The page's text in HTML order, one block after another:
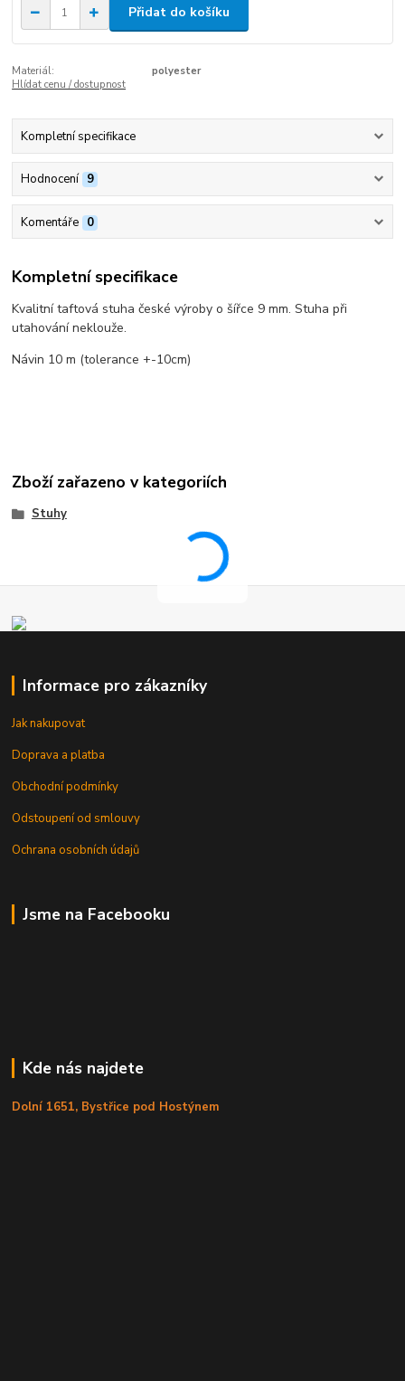
Přidat do košíku
Materiál:
polyester
Hlídat cenu / dostupnost
Kompletní specifikace
Hodnocení 9
Komentáře 0
Kompletní specifikace
Kvalitní taftová stuha české výroby o šířce 9 mm. Stuha při
utahování neklouže.
Návin 10 m (tolerance +-10cm)
Zboží zařazeno v kategoriích
Stuhy
Informace pro zákazníky
Jak nakupovat
Doprava a platba
Obchodní podmínky
Odstoupení od smlouvy
Ochrana osobních údajů
Jsme na Facebooku
Kde nás najdete
Dolní 1651, Bystřice pod Hostýnem